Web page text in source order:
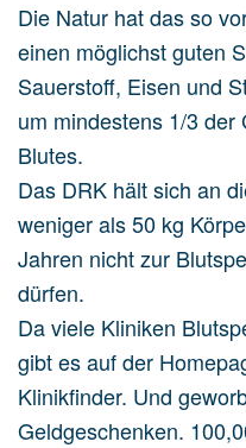
Die Natur hat das so
einen möglichst guten
Sauerstoff, Eisen und
um mindestens 1/3 der
Blutes.
Das DRK hält sich an
weniger als 50 kg
Jahren nicht zur
dürfen.
Da viele Kliniken
gibt es auf der
Klinikfinder. Und
Geldgeschenken.